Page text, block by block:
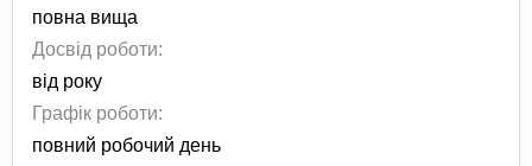
повна вища
Досвід роботи:
від року
Графік роботи:
повний робочий день